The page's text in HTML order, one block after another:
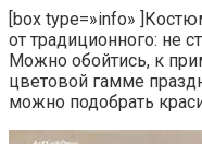
[box type=»info»
от традиционного: не
Можно обойтись, к
цветовой гамме
можно подобрать